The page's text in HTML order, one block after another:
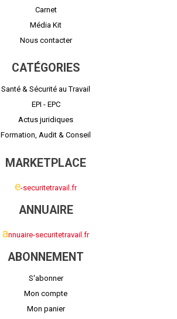
Carnet
Média Kit
Nous contacter
CATÉGORIES
Santé & Sécurité au Travail
EPI - EPC
Actus juridiques
Formation, Audit & Conseil
MARKETPLACE
e-securitetravail.fr
ANNUAIRE
annuaire-securitetravail.fr
ABONNEMENT
S'abonner
Mon compte
Mon panier